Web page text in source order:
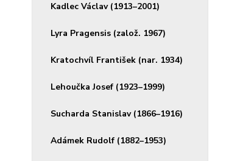
Kadlec Václav (1913–2001)
Lyra Pragensis (založ. 1967)
Kratochvíl František (nar. 1934)
Lehoučka Josef (1923–1999)
Sucharda Stanislav (1866–1916)
Adámek Rudolf (1882–1953)